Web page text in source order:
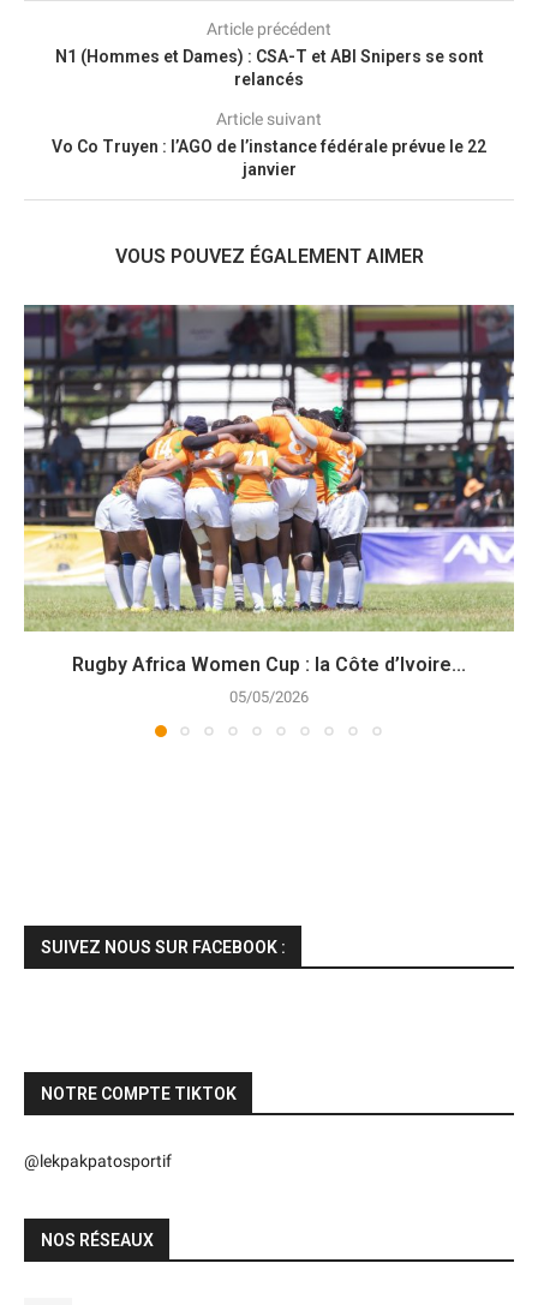
Article précédent
N1 (Hommes et Dames) : CSA-T et ABI Snipers se sont
relancés
Article suivant
Vo Co Truyen : l’AGO de l’instance fédérale prévue le 22
janvier
VOUS POUVEZ ÉGALEMENT AIMER
Rugby Africa Women Cup : la Côte d’Ivoire...
05/05/2026
SUIVEZ NOUS SUR FACEBOOK :
NOTRE COMPTE TIKTOK
@lekpakpatosportif
NOS RÉSEAUX